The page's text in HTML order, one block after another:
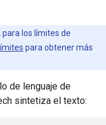
los límites de
para obtener más
de lenguaje de
sintetiza el texto: